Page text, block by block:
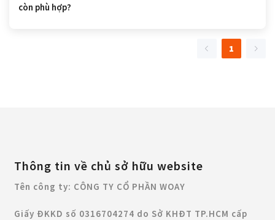
còn phù hợp?
1
Thông tin về chủ sở hữu website
Tên công ty: CÔNG TY CỔ PHẦN WOAY
Giấy ĐKKD số 0316704274 do Sở KHĐT TP.HCM cấp